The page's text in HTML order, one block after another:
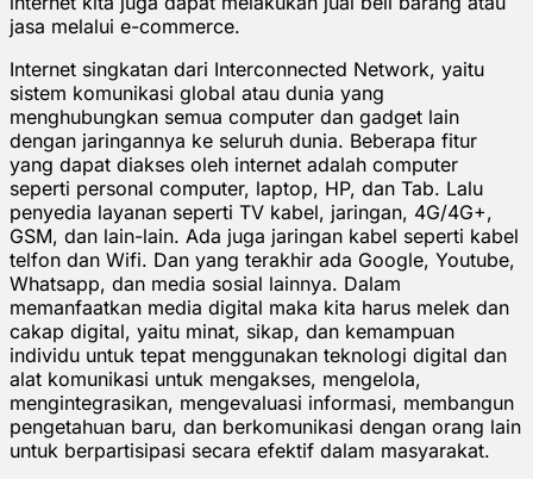
jasa melalui e-commerce.
Internet singkatan dari Interconnected Network, yaitu
sistem komunikasi global atau dunia yang
menghubungkan semua computer dan gadget lain
dengan jaringannya ke seluruh dunia. Beberapa fitur
yang dapat diakses oleh internet adalah computer
seperti personal computer, laptop, HP, dan Tab. Lalu
penyedia layanan seperti TV kabel, jaringan, 4G/4G+,
GSM, dan lain-lain. Ada juga jaringan kabel seperti kabel
telfon dan Wifi. Dan yang terakhir ada Google, Youtube,
Whatsapp, dan media sosial lainnya. Dalam
memanfaatkan media digital maka kita harus melek dan
cakap digital, yaitu minat, sikap, dan kemampuan
individu untuk tepat menggunakan teknologi digital dan
alat komunikasi untuk mengakses, mengelola,
mengintegrasikan, mengevaluasi informasi, membangun
pengetahuan baru, dan berkomunikasi dengan orang lain
untuk berpartisipasi secara efektif dalam masyarakat.